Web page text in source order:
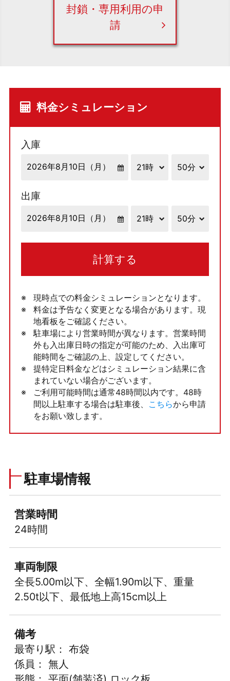
封鎖・専用利用の申
請
料金シミュレーション
入庫
出庫
計算する
現時点での料金シミュレーションとなります。
料金は予告なく変更となる場合があります。現
地看板をご確認ください。
駐車場により営業時間が異なります。営業時間
外も入出庫日時の指定が可能のため、入出庫可
能時間をご確認の上、設定してください。
提特定日料金などはシミュレーション結果に含
まれていない場合がございます。
ご利用可能時間は通常48時間以内です。48時
間以上駐車する場合は駐車後、
こちらから申請
をお願い致します。
駐車場情報
営業時間
24時間
車両制限
全長5.00m以下、全幅1.90m以下、重量
2.50t以下、最低地上高15cm以上
備考
最寄り駅： 布袋
係員： 無人